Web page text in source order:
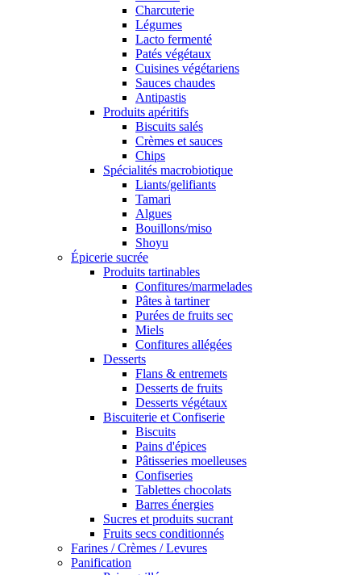
Charcuterie
Légumes
Lacto fermenté
Patés végétaux
Cuisines végétariens
Sauces chaudes
Antipastis
Produits apéritifs
Biscuits salés
Crèmes et sauces
Chips
Spécialités macrobiotique
Liants/gelifiants
Tamari
Algues
Bouillons/miso
Shoyu
Épicerie sucrée
Produits tartinables
Confitures/marmelades
Pâtes à tartiner
Purées de fruits sec
Miels
Confitures allégées
Desserts
Flans & entremets
Desserts de fruits
Desserts végétaux
Biscuiterie et Confiserie
Biscuits
Pains d'épices
Pâtisseries moelleuses
Confiseries
Tablettes chocolats
Barres énergies
Sucres et produits sucrant
Fruits secs conditionnés
Farines / Crèmes / Levures
Panification